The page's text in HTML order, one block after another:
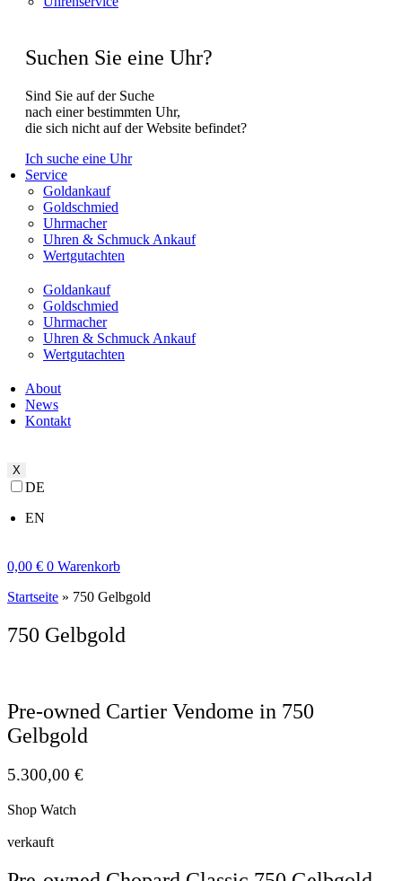
Suchen Sie eine Uhr?
Sind Sie auf der Suche
nach einer bestimmten Uhr,
die sich nicht auf der Website befindet?
Ich suche eine Uhr
Service
Goldankauf
Goldschmied
Uhrmacher
Uhren & Schmuck Ankauf
Wertgutachten
Goldankauf
Goldschmied
Uhrmacher
Uhren & Schmuck Ankauf
Wertgutachten
About
News
Kontakt
X
DE
EN
0,00 € 0 Warenkorb
Startseite » 750 Gelbgold
750 Gelbgold
Pre-owned Cartier Vendome in 750
Gelbgold
5.300,00 €
Shop Watch
verkauft